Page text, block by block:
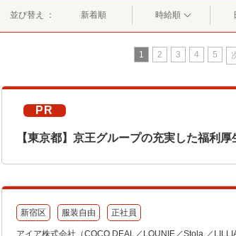
並び替え ： 新着順 時給順
1 2 3 4 5
PR
【東京都】京王グループの充実した福利
新宿区 服装自由 正社員
アイア株式会社（COCO DEAL／LOUNIE／Stola.／